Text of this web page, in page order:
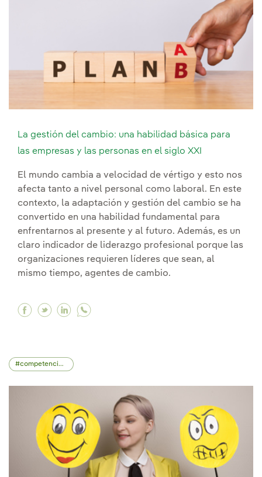
La gestión del cambio: una habilidad básica para
las empresas y las personas en el siglo XXI
El mundo cambia a velocidad de vértigo y esto nos
afecta tanto a nivel personal como laboral. En este
contexto, la adaptación y gestión del cambio se ha
convertido en una habilidad fundamental para
enfrentarnos al presente y al futuro. Además, es un
claro indicador de liderazgo profesional porque las
organizaciones requieren líderes que sean, al
mismo tiempo, agentes de cambio.
Facebook La gestión del cambio: una
Twitter La gestión del cambio: una
Linkedin La gestión del cambio: una
competencias profesionales